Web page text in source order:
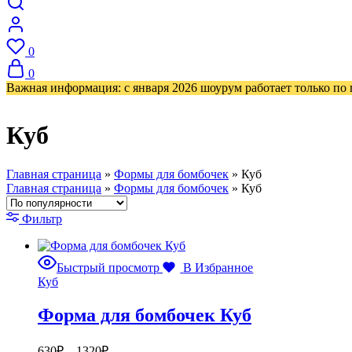
0
0
Важная информация: с января 2026 шоурум работает только по
Куб
Главная страница » Формы для бомбочек » Куб
Главная страница » Формы для бомбочек » Куб
Фильтр
Быстрый просмотр
В Избранное
Куб
Форма для бомбочек Куб
Диапазон